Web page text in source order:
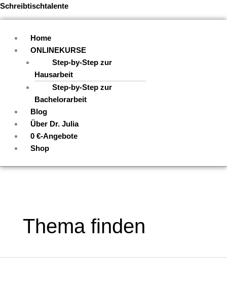
Zum
Inhalt
Schreibtischtalente
Menü
Home
ONLINEKURSE
Step-by-Step zur
Hausarbeit
Step-by-Step zur
Bachelorarbeit
Blog
Über Dr. Julia
0 €-Angebote
Shop
Thema finden